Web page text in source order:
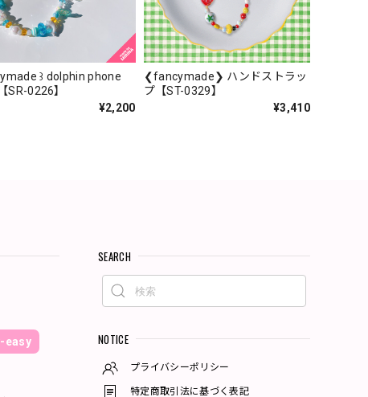
꒱ dolphin phone
SR-0226】
¥2,200
❮fancymade❯ ハンドストラッ
プ【ST-0329】
¥3,410
easy
SEARCH
NOTICE
プライバシーポリシー
特定商取引法に基づく表記